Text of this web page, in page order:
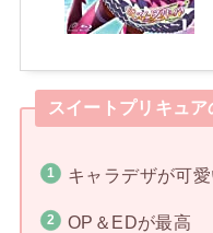
スイートプリキュア
キャラデザが可愛
OP＆EDが最高